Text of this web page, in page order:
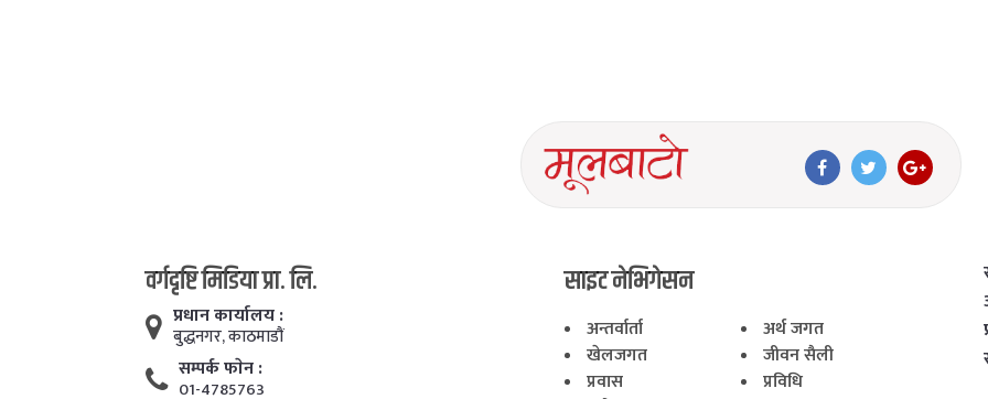
वर्गदृष्टि मिडिया प्रा. लि.
प्रधान कार्यालय :
बुद्धनगर, काठमाडाैं
सम्पर्क फाेन :
01-4785763
साइट नेभिगेसन
अन्तर्वार्ता
अर्थ जगत
खेलजगत
जीवन सैली
प्रवास
प्रविधि